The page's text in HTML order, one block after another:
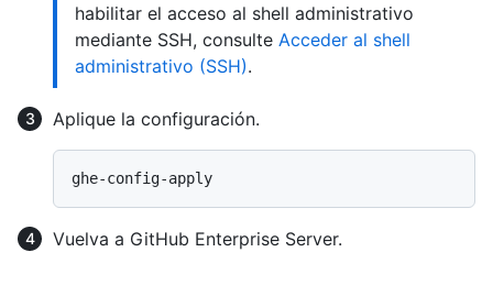
habilitar el acceso al shell administrativo
mediante SSH, consulte Acceder al shell
administrativo (SSH).
Aplique la configuración.
Vuelva a GitHub Enterprise Server.